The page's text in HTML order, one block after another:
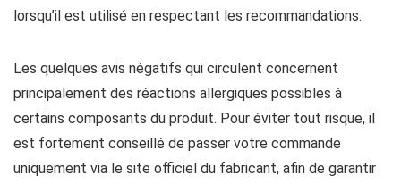
lorsqu’il est utilisé en respectant les recommandations.
Les quelques avis négatifs qui circulent concernent
principalement des réactions allergiques possibles à
certains composants du produit. Pour éviter tout risque, il
est fortement conseillé de passer votre commande
uniquement via le site officiel du fabricant, afin de garantir